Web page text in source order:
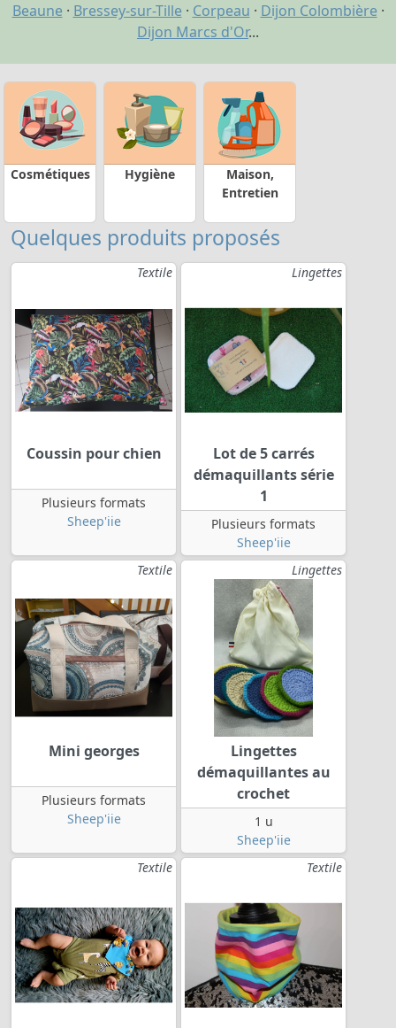
Beaune · Bressey-sur-Tille · Corpeau · Dijon Colombière ·
Dijon Marcs d'Or...
Cosmétiques Hygiène
Maison,
Entretien
Quelques produits proposés
Textile
Coussin pour chien
Plusieurs formats
Sheep'iie
Lingettes
Lot de 5 carrés
démaquillants série
1
Plusieurs formats
Sheep'iie
Textile
Mini georges
Plusieurs formats
Sheep'iie
Lingettes
Lingettes
démaquillantes au
crochet
1 u
Sheep'iie
Textile
Textile